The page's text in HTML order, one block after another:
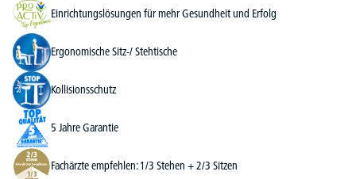
Einrichtungslösungen für mehr Gesundheit und Erfolg
Ergonomische Sitz-/ Stehtische
Kollisionsschutz
5 Jahre Garantie
Fachärzte empfehlen: 1/3 Stehen + 2/3 Sitzen